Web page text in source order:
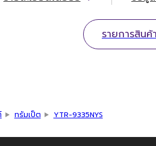
รายการสินค้
ทรัมเป็ต YTR-9335NYS